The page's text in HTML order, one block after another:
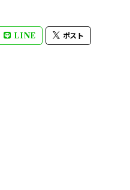
LINE ポスト